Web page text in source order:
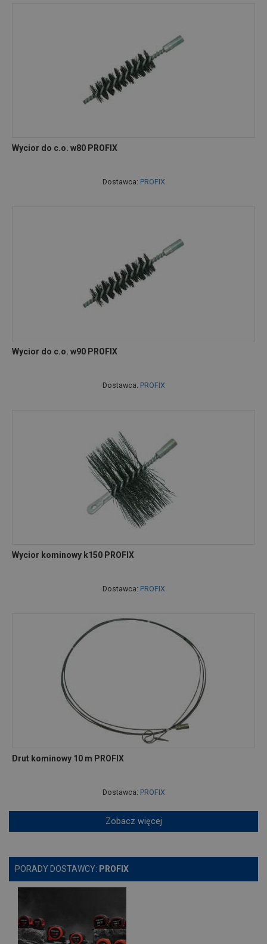
Wycior do c.o. w80 PROFIX
Dostawca: PROFIX
Wycior do c.o. w90 PROFIX
Dostawca: PROFIX
Wycior kominowy k150 PROFIX
Dostawca: PROFIX
Drut kominowy 10 m PROFIX
Dostawca: PROFIX
Zobacz więcej
PORADY DOSTAWCY: PROFIX